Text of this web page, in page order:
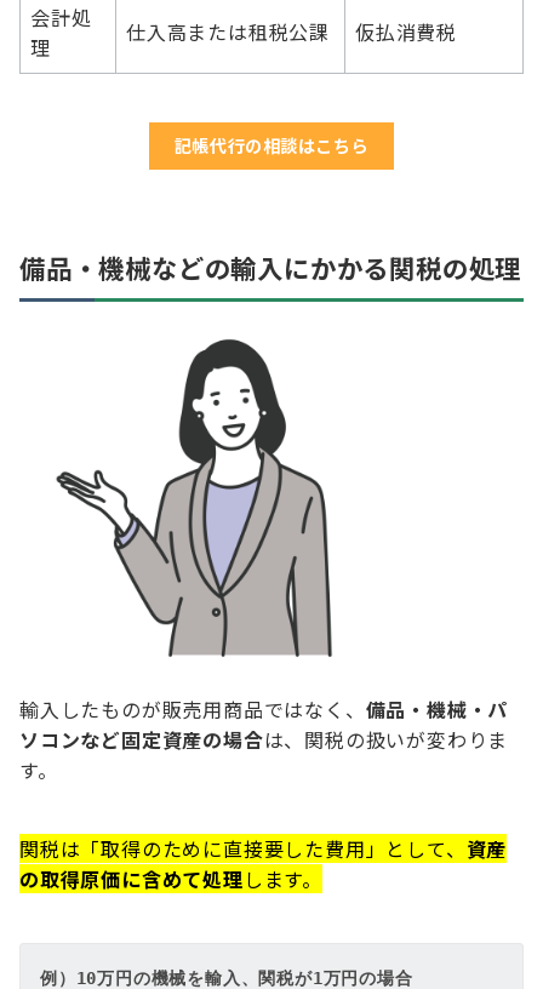
会計処
理
仕入高または租税公課 仮払消費税
記帳代行の相談はこちら
備品・機械などの輸入にかかる関税の処理
輸入したものが販売用商品ではなく、 備品・機械・パ
ソコンなど固定資産の場合は、関税の扱いが変わりま
す。
関税は「取得のために直接要した費用」として、 資産
の取得原価に含めて処理します。
例）10万円の機械を輸入、関税が1万円の場合